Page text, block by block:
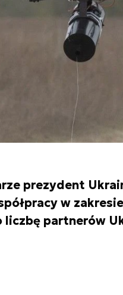
prezydent
w
partnerów